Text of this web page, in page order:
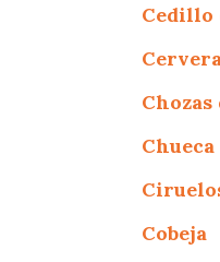
Cedillo
Chozas
Chueca
Cobeja